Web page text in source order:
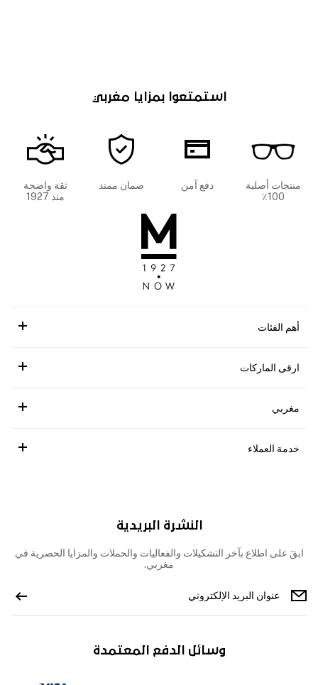
استمتعوا بمزايا مغربي
منتجات أصلية
100٪
دفع آمن ضمان ممتد
ثقة واضحة
منذ 1927
أهم الفئات
ارقى الماركات
مغربي
خدمة العملاء
النشرة البريدية
ابقَ على اطلاع بآخر التشكيلات والفعاليات والحملات والمزايا الحصرية في
مغربي.
وسائل الدفع المعتمدة